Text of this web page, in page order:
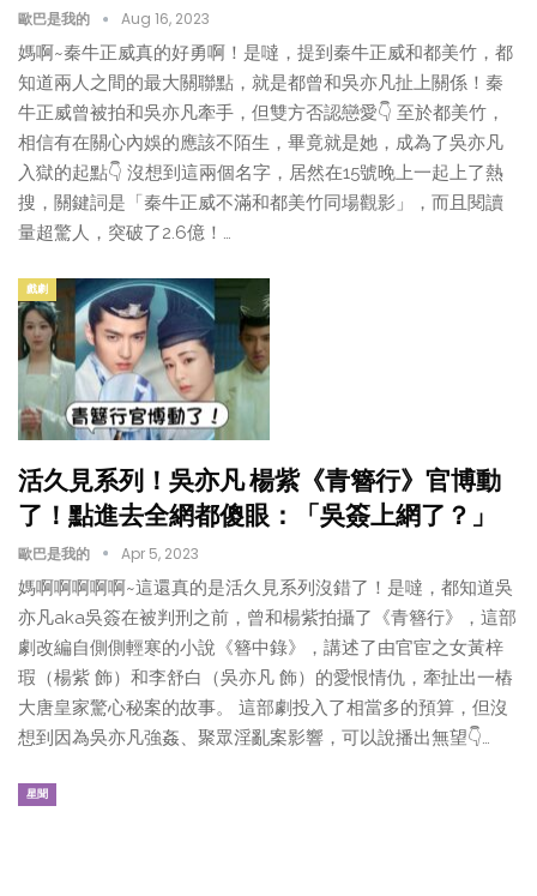
歐巴是我的 Aug 16, 2023
媽啊~秦牛正威真的好勇啊！是噠，提到秦牛正威和都美竹，都
知道兩人之間的最大關聯點，就是都曾和吳亦凡扯上關係！秦
牛正威曾被拍和吳亦凡牽手，但雙方否認戀愛👇 至於都美竹，
相信有在關心內娛的應該不陌生，畢竟就是她，成為了吳亦凡
入獄的起點👇 沒想到這兩個名字，居然在15號晚上一起上了熱
搜，關鍵詞是「秦牛正威不滿和都美竹同場觀影」，而且閱讀
量超驚人，突破了2.6億！…
戲劇
活久見系列！吳亦凡 楊紫《青簪行》官博動
了！點進去全網都傻眼：「吳簽上網了？」
歐巴是我的 Apr 5, 2023
媽啊啊啊啊啊~這還真的是活久見系列沒錯了！是噠，都知道吳
亦凡aka吳簽在被判刑之前，曾和楊紫拍攝了《青簪行》，這部
劇改編自側側輕寒的小說《簪中錄》，講述了由官宦之女黃梓
瑕（楊紫 飾）和李舒白（吳亦凡 飾）的愛恨情仇，牽扯出一樁
大唐皇家驚心秘案的故事。 這部劇投入了相當多的預算，但沒
想到因為吳亦凡強姦、聚眾淫亂案影響，可以說播出無望👇…
星聞